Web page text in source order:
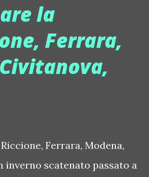
vino ogni 4 persone, caffè).
tarda notte si balla con Peter
il 19 maggio? E'
Milano. Al mixer arriva Joe
e conduttore radiofonico
A questo evento, oltre ai
la
Ferrara,
Ferrara, Modena,
inverno scatenato passato a